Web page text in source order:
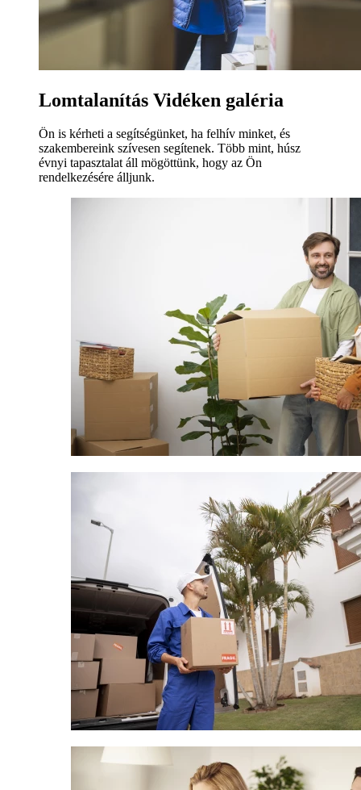
Lomtalanítás Vidéken galéria
Ön is kérheti a segítségünket, ha felhív minket, és
szakembereink szívesen segítenek. Több mint, húsz
évnyi tapasztalat áll mögöttünk, hogy az Ön
rendelkezésére álljunk.